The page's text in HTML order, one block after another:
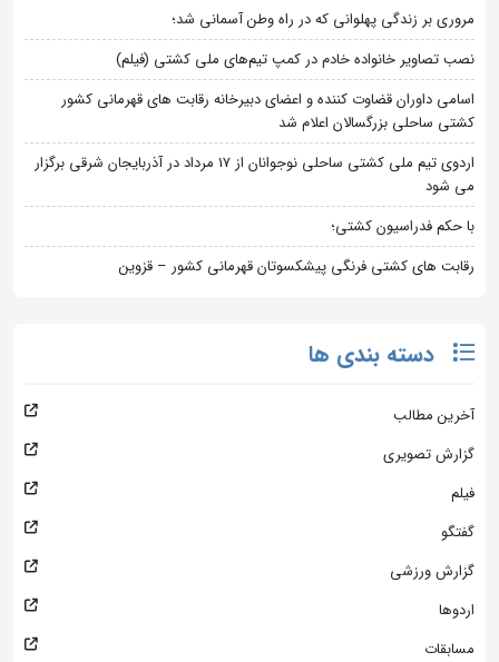
مروری بر زندگی پهلوانی که در راه وطن آسمانی شد؛
نصب تصاویر خانواده خادم در کمپ تیم‌های ملی کشتی (فیلم)
اسامی داوران قضاوت کننده و اعضای دبیرخانه رقابت های قهرمانی کشور
کشتی ساحلی بزرگسالان اعلام شد
اردوی تیم ملی کشتی ساحلی نوجوانان از 17 مرداد در آذربایجان شرقی برگزار
می شود
با حکم فدراسیون کشتی؛
رقابت های کشتی فرنگی پیشکسوتان قهرمانی کشور – قزوین
دسته بندی ها
آخرین مطالب
گزارش تصویری
فیلم
گفتگو
گزارش ورزشی
اردوها
مسابقات